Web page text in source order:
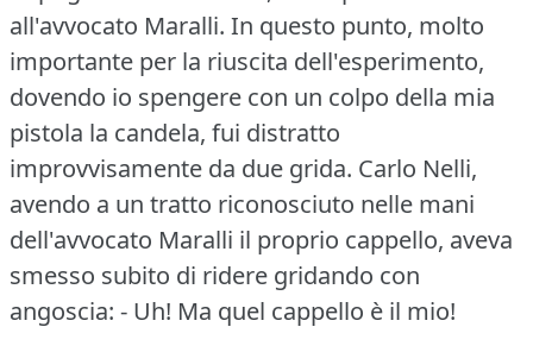
all'avvocato Maralli. In questo punto, molto
importante per la riuscita dell'esperimento,
dovendo io spengere con un colpo della mia
pistola la candela, fui distratto
improvvisamente da due grida. Carlo Nelli,
avendo a un tratto riconosciuto nelle mani
dell'avvocato Maralli il proprio cappello, aveva
smesso subito di ridere gridando con
angoscia: - Uh! Ma quel cappello è il mio!